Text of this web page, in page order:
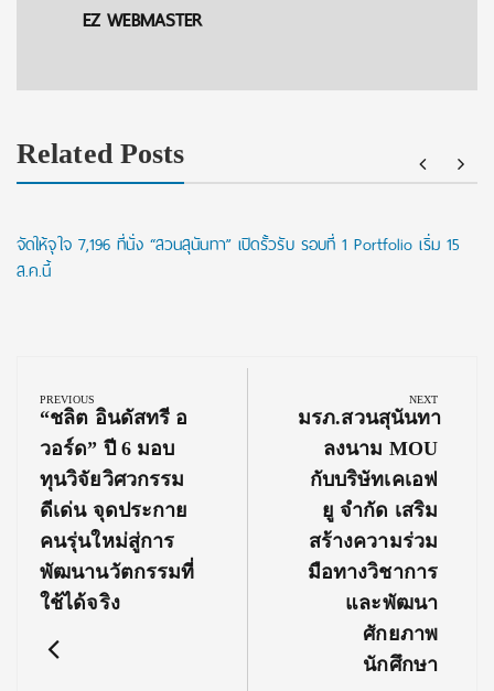
EZ WEBMASTER
Related Posts
จัดให้จุใจ 7,196 ที่นั่ง “สวนสุนันทา” เปิดรั้วรับ รอบที่ 1 Portfolio เริ่ม 15
ส.ค.นี้
navigation
PREVIOUS
Previous
Post:
“ชลิต อินดัสทรี อ
วอร์ด” ปี 6 มอบ
ทุนวิจัยวิศวกรรม
ดีเด่น จุดประกาย
คนรุ่นใหม่สู่การ
พัฒนานวัตกรรมที่
ใช้ได้จริง
NEXT
Next
Post:
มรภ.สวนสุนันทา
ลงนาม MOU
กับบริษัทเคเอฟ
ยู จำกัด เสริม
สร้างความร่วม
มือทางวิชาการ
และพัฒนา
ศักยภาพ
นักศึกษา